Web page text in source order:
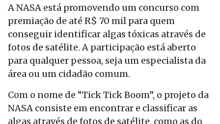
A NASA está promovendo um concurso com
premiação de até R$ 70 mil para quem
conseguir identificar algas tóxicas através de
fotos de satélite. A participação está aberto
para qualquer pessoa, seja um especialista da
área ou um cidadão comum.
Com o nome de “Tick Tick Boom”, o projeto da
NASA consiste em encontrar e classificar as
algas através de fotos de satélite, como as do